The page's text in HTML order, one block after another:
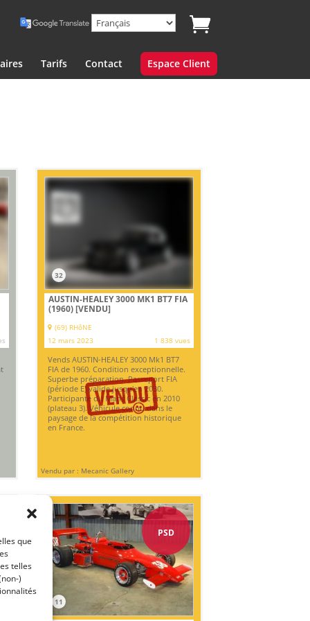
que
telles
)
Tarifs Contact Espace Client
32
AUSTIN-HEALEY 3000 MK1 BT7 FIA
(1960)[VENDU]
(69) RHôNE
12 mars 2023
1 838 vues
Vends AUSTIN-HEALEY 3000 Mk1 BT7
FIA de 1960. Condition exceptionnelle.
Superbe préparation. Passeport FIA
(période E) valide jusqu'en 2030.
Participante du Mans Classic en 2010
(plateau 3). Véhicule connu dans le
paysage de la compétition historique
en France.
Vendu par : Mecanic Gallery
PSD
11